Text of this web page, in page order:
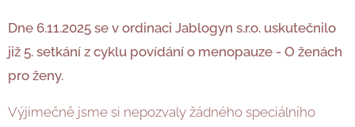
Dne 6.11.2025 se v ordinaci Jablogyn s.r.o. uskutečnilo
již 5. setkání z cyklu povídání o menopauze - O ženách
pro ženy.
Výjimečně jsme si nepozvaly žádného speciálního